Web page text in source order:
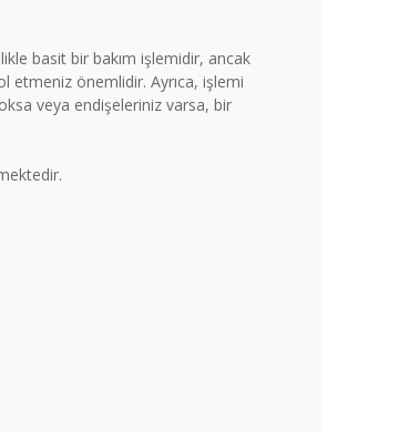
basit bir bakım işlemidir, ancak
etmeniz önemlidir. Ayrıca, işlemi
veya endişeleriniz varsa, bir